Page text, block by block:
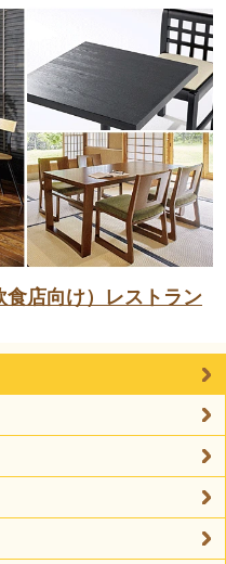
店向け）レストラン